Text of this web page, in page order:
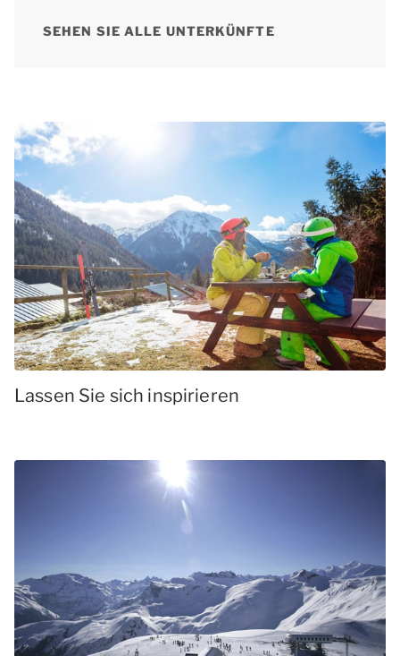
die Umgebung.
SEHEN SIE ALLE UNTERKÜNFTE
Lassen Sie sich inspirieren